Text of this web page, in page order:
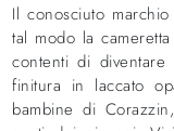
Il conosciuto
tal modo la
contenti di
finitura in laccato
bambine di